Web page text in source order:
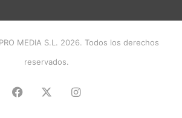
MEDIA S.L. 2026. Todos los derechos
reservados.
Facebook Instagram